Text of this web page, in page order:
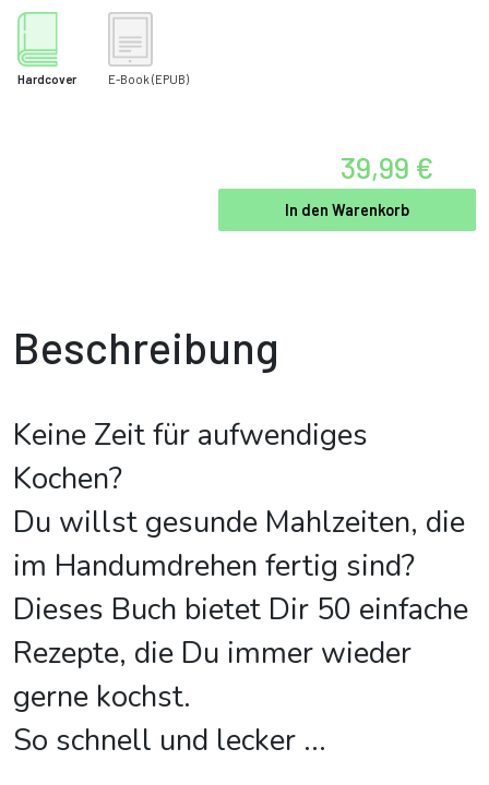
Hardcover E-Book (EPUB)
39,99 €
In den Warenkorb
Beschreibung
Keine Zeit für aufwendiges
Kochen?
Du willst gesunde Mahlzeiten, die
im Handumdrehen fertig sind?
Dieses Buch bietet Dir 50 einfache
Rezepte, die Du immer wieder
gerne kochst.
So schnell und lecker ...